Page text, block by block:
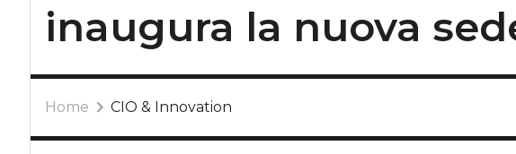
inaugura la nuova
Home CIO & Innovation